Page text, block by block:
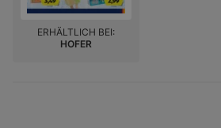
ERHÄLTLICH BEI:
HOFER